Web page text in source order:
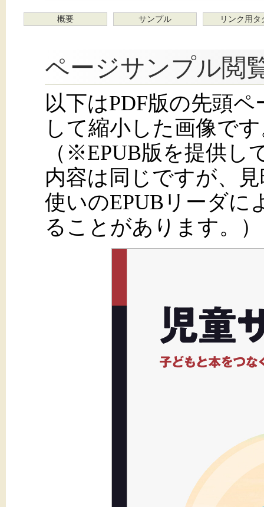
概要 サンプル リンク用タ
ページサンプル閲
以下はPDF版の先頭
して縮小した画像で
（※EPUB版を提供し
内容は同じですが、
使いのEPUBリーダに
ることがあります。）